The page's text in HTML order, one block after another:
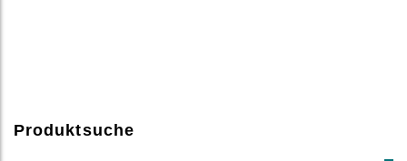
Produktsuche